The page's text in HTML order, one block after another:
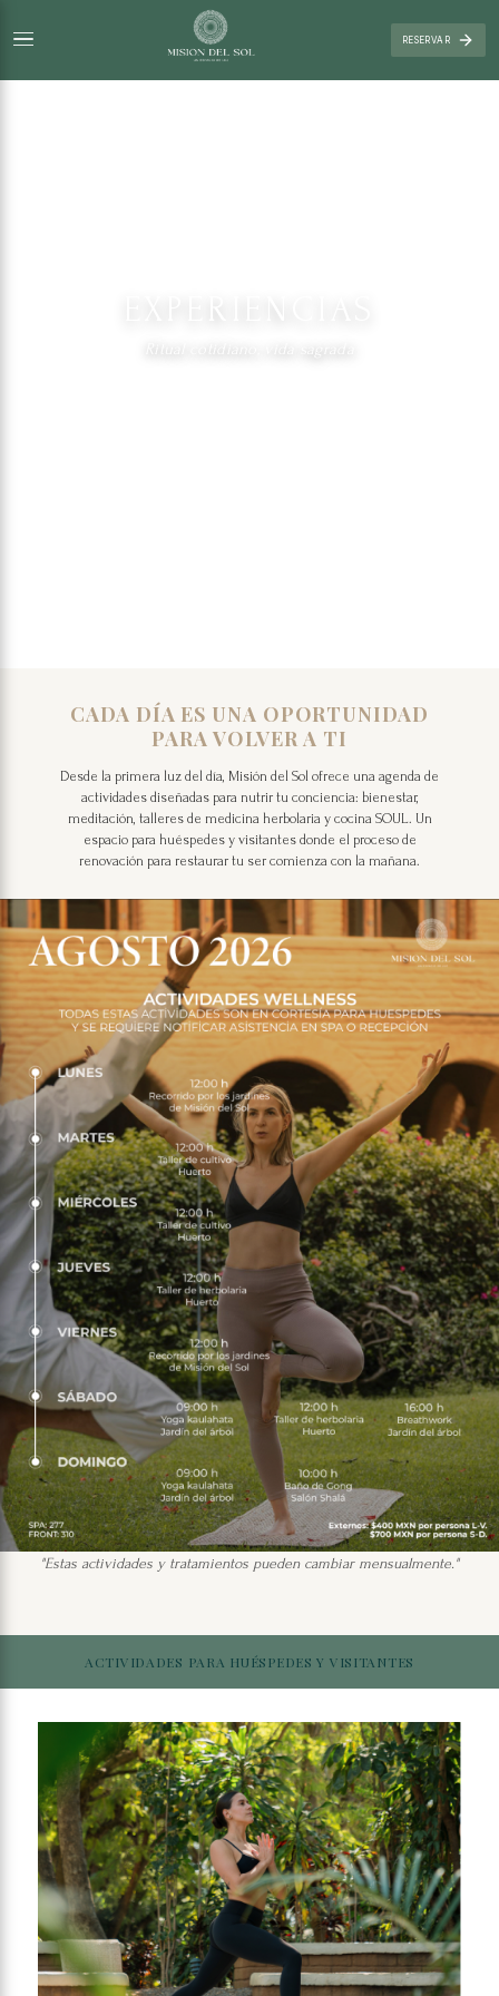
RESERVAR
CADA DÍA ES UNA OPORTUNIDAD
PARA VOLVER A TI
Desde la primera luz del día, Misión del Sol ofrece una agenda de
actividades diseñadas para nutrir tu conciencia: bienestar,
meditación, talleres de medicina herbolaria y cocina SOUL. Un
espacio para huéspedes y visitantes donde el proceso de
renovación para restaurar tu ser comienza con la mañana.
"Estas actividades y tratamientos pueden cambiar mensualmente."
ACTIVIDADES PARA HUÉSPEDES Y VISITANTES